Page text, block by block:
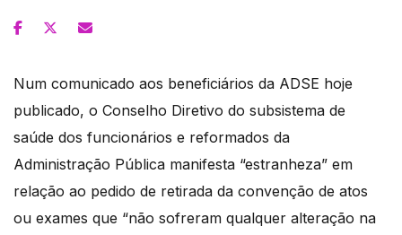
Num comunicado aos beneficiários da ADSE hoje
publicado, o Conselho Diretivo do subsistema de
saúde dos funcionários e reformados da
Administração Pública manifesta “estranheza” em
relação ao pedido de retirada da convenção de atos
ou exames que “não sofreram qualquer alteração na